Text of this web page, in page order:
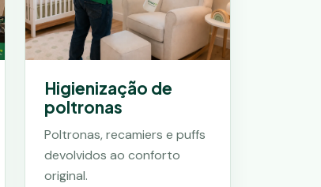
Higienização de
poltronas
Poltronas, recamiers e puffs
devolvidos ao conforto
original.